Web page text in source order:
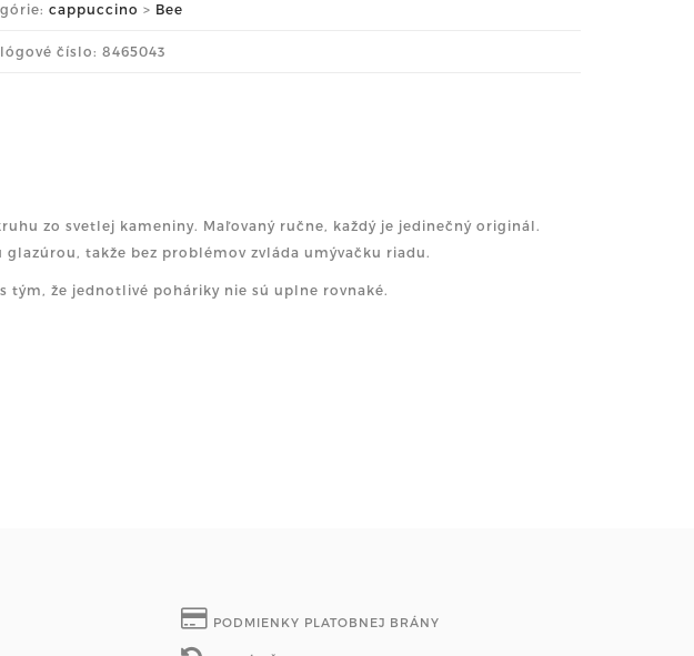
cappuccino > Bee
číslo: 8465043
zo svetlej kameniny. Maľovaný ručne, každý je jedinečný originál.
takže bez problémov zvláda umývačku riadu.
tým, že jednotlivé poháriky nie sú uplne rovnaké.
PODMIENKY PLATOBNEJ BRÁNY